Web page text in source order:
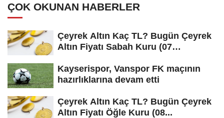
ÇOK OKUNAN HABERLER
Çeyrek Altın Kaç TL? Bugün Çeyrek
Altın Fiyatı Sabah Kuru (07
Kayserispor, Vanspor FK maçının
hazırlıklarına devam etti
Çeyrek Altın Kaç TL? Bugün Çeyrek
Altın Fiyatı Öğle Kuru (08...